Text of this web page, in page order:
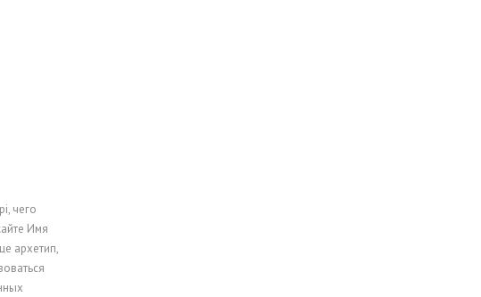
чего
Имя
архетип,